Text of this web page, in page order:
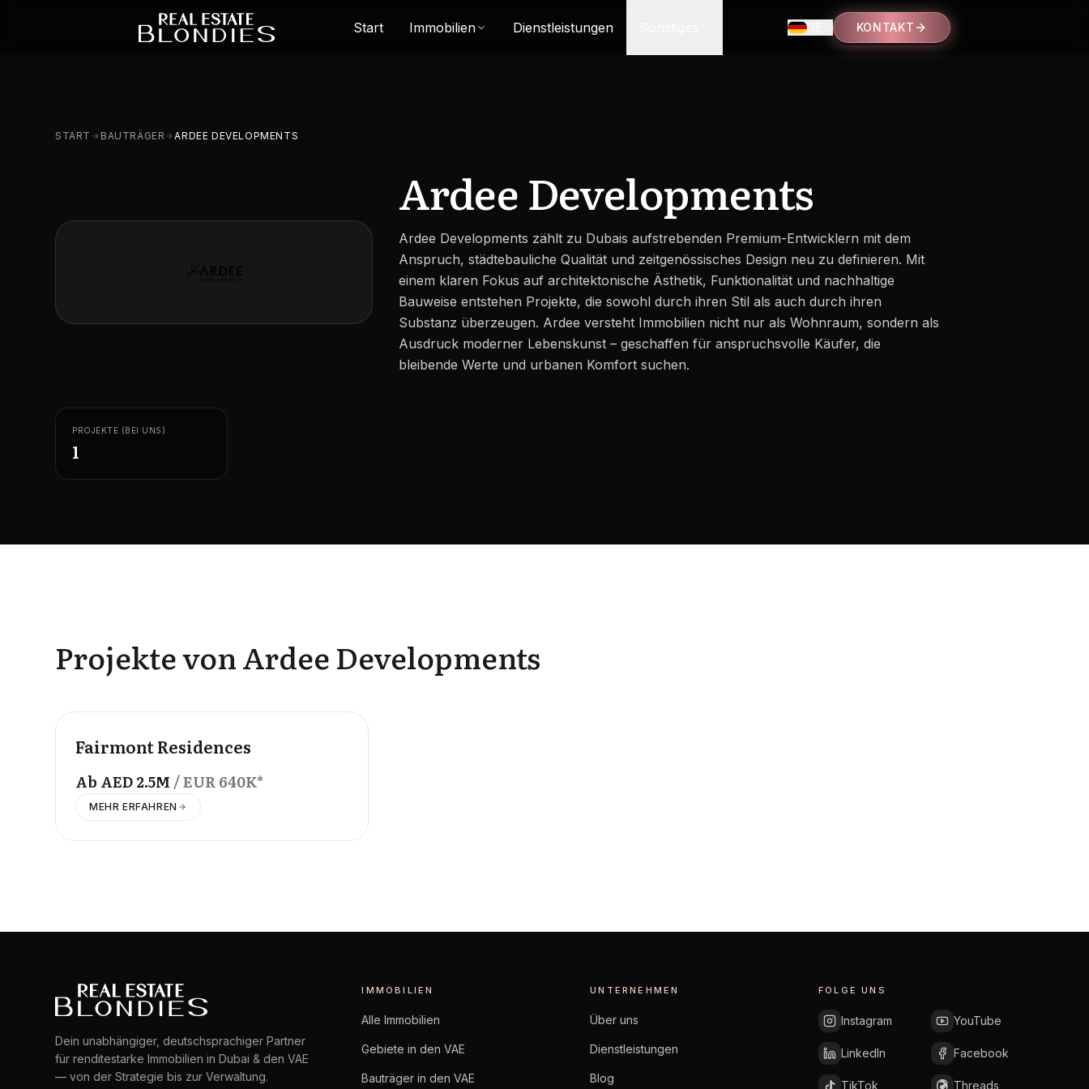
Start Immobilien Dienstleistungen DE KONTAKT
START BAUTRÄGER ARDEE DEVELOPMENTS
Ardee Developments
Ardee Developments zählt zu Dubais aufstrebenden Premium-Entwicklern mit dem
Anspruch, städtebauliche Qualität und zeitgenössisches Design neu zu definieren. Mit
einem klaren Fokus auf architektonische Ästhetik, Funktionalität und nachhaltige
Bauweise entstehen Projekte, die sowohl durch ihren Stil als auch durch ihren
Substanz überzeugen. Ardee versteht Immobilien nicht nur als Wohnraum, sondern als
Ausdruck moderner Lebenskunst – geschaffen für anspruchsvolle Käufer, die
bleibende Werte und urbanen Komfort suchen.
PROJEKTE (BEI UNS)
1
Projekte von Ardee Developments
Fairmont Residences
Ab AED2.5M / EUR640K*
MEHR ERFAHREN
Dein unabhängiger, deutschsprachiger Partner
für renditestarke Immobilien in Dubai & den VAE
— von der Strategie bis zur Verwaltung.
IMMOBILIEN
Alle Immobilien
Gebiete in den VAE
Bauträger in den VAE
UNTERNEHMEN
Über uns
Dienstleistungen
Blog
FOLGE UNS
Instagram YouTube
LinkedIn Facebook
TikTok Threads